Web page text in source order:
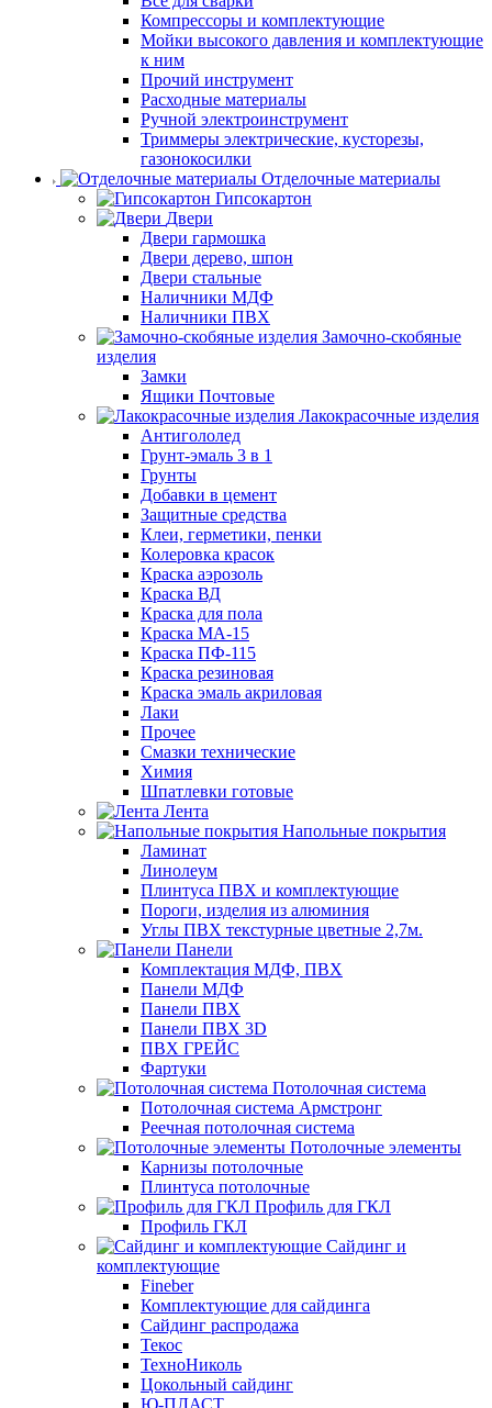
Компрессоры и комплектующие
Мойки высокого давления и комплектующие
к ним
Прочий инструмент
Расходные материалы
Ручной электроинструмент
Триммеры электрические, кусторезы,
газонокосилки
Отделочные материалы
Гипсокартон
Двери
Двери гармошка
Двери дерево, шпон
Двери стальные
Наличники МДФ
Наличники ПВХ
Замочно-скобяные
изделия
Замки
Ящики Почтовые
Лакокрасочные изделия
Антигололед
Грунт-эмаль 3 в 1
Грунты
Добавки в цемент
Защитные средства
Клеи, герметики, пенки
Колеровка красок
Краска аэрозоль
Краска ВД
Краска для пола
Краска МА-15
Краска ПФ-115
Краска резиновая
Краска эмаль акриловая
Лаки
Прочее
Смазки технические
Химия
Шпатлевки готовые
Лента
Напольные покрытия
Ламинат
Линолеум
Плинтуса ПВХ и комплектующие
Пороги, изделия из алюминия
Углы ПВХ текстурные цветные 2,7м.
Панели
Комплектация МДФ, ПВХ
Панели МДФ
Панели ПВХ
Панели ПВХ 3D
ПВХ ГРЕЙС
Фартуки
Потолочная система
Потолочная система Армстронг
Реечная потолочная система
Потолочные элементы
Карнизы потолочные
Плинтуса потолочные
Профиль для ГКЛ
Профиль ГКЛ
Сайдинг и
комплектующие
Fineber
Комплектующие для сайдинга
Сайдинг распродажа
Текос
ТехноНиколь
Цокольный сайдинг
Ю-ПЛАСТ